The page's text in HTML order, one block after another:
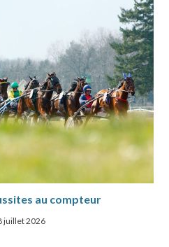
au compteur
juillet 2026